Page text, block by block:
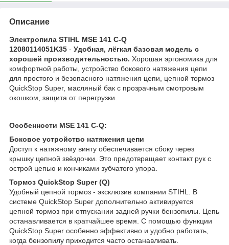
Описание
Электропила STIHL MSE 141 C-Q
12080114051K35 - Удобная, лёгкая базовая модель с
хорошей производительностью. Хорошая эргономика для
комфортной работы, устройство бокового натяжения цепи
для простого и безопасного натяжения цепи, цепной тормоз
QuickStop Super, масляный бак с прозрачным смотровым
окошком, защита от перегрузки.
Особенности MSE 141 C-Q:
Боковое устройство натяжения цепи
Доступ к натяжному винту обеспечивается сбоку через
крышку цепной звёздочки. Это предотвращает контакт рук с
острой цепью и кончиками зубчатого упора.
Тормоз QuickStop Super (Q)
Удобный цепной тормоз - эксклюзив компании STIHL. В
системе QuickStop Super дополнительно активируется
цепной тормоз при отпускании задней ручки бензопилы. Цепь
останавливается в кратчайшее время. С помощью функции
QuickStop Super особенно эффективно и удобно работать,
когда бензопилу приходится часто останавливать.